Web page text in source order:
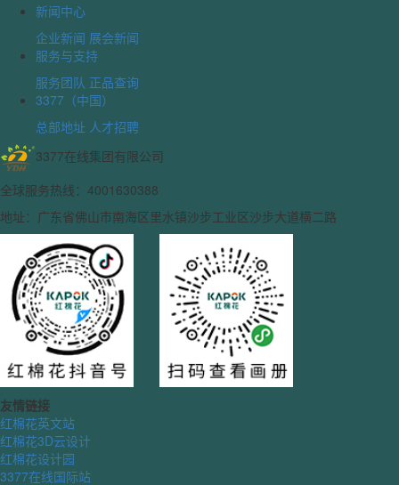
新闻中心
企业新闻 展会新闻
服务与支持
服务团队 正品查询
3377（中国）
总部地址 人才招聘
3377在线集团有限公司
全球服务热线：4001630388
地址：广东省佛山市南海区里水镇沙步工业区沙步大道横二路
友情链接
红棉花英文站
红棉花3D云设计
红棉花设计园
3377在线国际站